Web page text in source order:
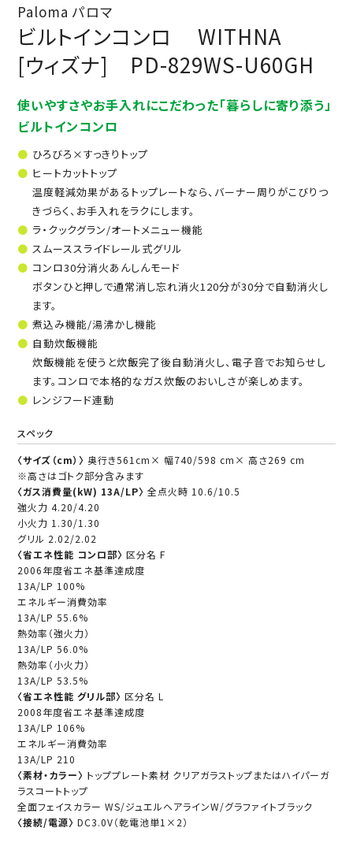
Paloma パロマ
ビルトインコンロ WITHNA
[ウィズナ] PD-829WS-U60GH
使いやすさやお手入れにこだわった「暮らしに寄り添う」
ビルトインコンロ
ひろびろ×すっきりトップ
ヒートカットトップ
温度軽減効果があるトップレートなら、バーナー周りがこびりつ
きづらく、お手入れをラクにします。
ラ・クックグラン/オートメニュー機能
スムーススライドレール式グリル
コンロ30分消火あんしんモード
ボタンひと押しで通常消し忘れ消火120分が30分で自動消火し
ます。
煮込み機能/湯沸かし機能
自動炊飯機能
炊飯機能を使うと炊飯完了後自動消火し、電子音でお知らせし
ます。コンロで本格的なガス炊飯のおいしさが楽しめます。
レンジフード連動
スペック
〈サイズ（cm）〉 奥行き561cm× 幅740/598 cm× 高さ269 cm
※高さはゴトク部分含みます
〈ガス消費量(kW) 13A/LP〉 全点火時 10.6/10.5
強火力 4.20/4.20
小火力 1.30/1.30
グリル 2.02/2.02
〈省エネ性能 コンロ部〉 区分名 F
2006年度省エネ基準達成度
13A/LP 100%
エネルギー消費効率
13A/LP 55.6%
熱効率（強火力）
13A/LP 56.0%
熱効率（小火力）
13A/LP 53.5%
〈省エネ性能 グリル部〉 区分名 L
2008年度省エネ基準達成度
13A/LP 106%
エネルギー消費効率
13A/LP 210
〈素材・カラー〉 トッププレート素材 クリアガラストップまたはハイパーガ
ラスコートトップ
全面フェイスカラー WS/ジュエルヘアラインW/グラファイトブラック
〈接続/電源〉 DC3.0V（乾電池単1×2）